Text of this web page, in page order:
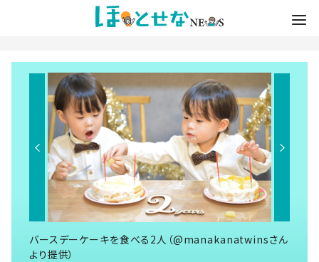
バースデーケーキを食べる2人（@manakanatwinsさん
より提供）